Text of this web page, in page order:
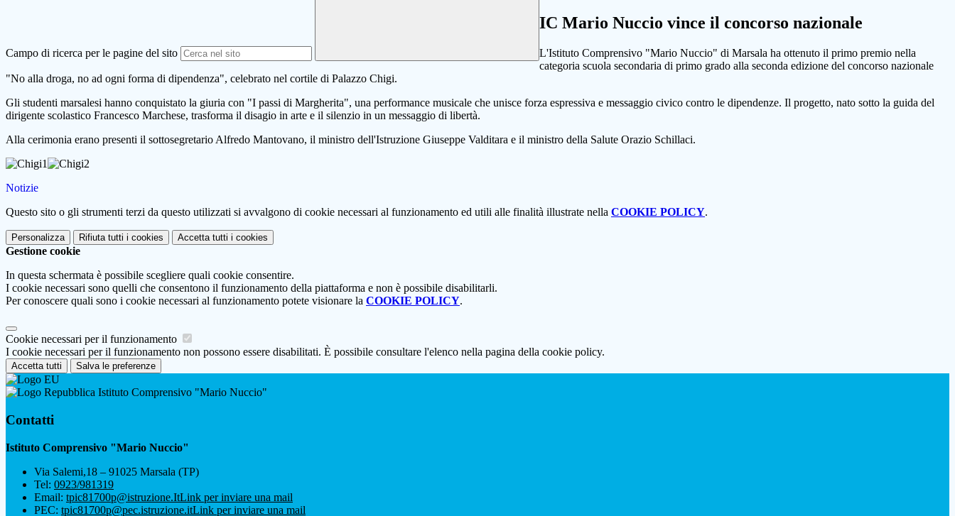
Campo di ricerca per le pagine del sito
IC Mario Nuccio vince il concorso nazionale
L'Istituto Comprensivo "Mario Nuccio" di Marsala ha ottenuto il primo premio nella
categoria scuola secondaria di primo grado alla seconda edizione del concorso nazionale
"No alla droga, no ad ogni forma di dipendenza", celebrato nel cortile di Palazzo Chigi.
Gli studenti marsalesi hanno conquistato la giuria con "I passi di Margherita", una performance musicale che unisce forza espressiva e messaggio civico contro le dipendenze. Il progetto, nato sotto la guida del
dirigente scolastico Francesco Marchese, trasforma il disagio in arte e il silenzio in un messaggio di libertà.
Alla cerimonia erano presenti il sottosegretario Alfredo Mantovano, il ministro dell'Istruzione Giuseppe Valditara e il ministro della Salute Orazio Schillaci.
Notizie
Questo sito o gli strumenti terzi da questo utilizzati si avvalgono di cookie necessari al funzionamento ed utili alle finalità illustrate nella COOKIE POLICY.
Personalizza Rifiuta tutti i cookies Accetta tutti i cookies
Gestione cookie
In questa schermata è possibile scegliere quali cookie consentire.
I cookie necessari sono quelli che consentono il funzionamento della piattaforma e non è possibile disabilitarli.
Per conoscere quali sono i cookie necessari al funzionamento potete visionare la COOKIE POLICY.
Cookie necessari per il funzionamento
I cookie necessari per il funzionamento non possono essere disabilitati. È possibile consultare l'elenco nella pagina della cookie policy.
Accetta tutti Salva le preferenze
Istituto Comprensivo "Mario Nuccio"
Contatti
Istituto Comprensivo "Mario Nuccio"
Via Salemi,18 – 91025 Marsala (TP)
Tel: 0923/981319
Email: tpic81700p@istruzione.ItLink per inviare una mail
PEC: tpic81700p@pec.istruzione.itLink per inviare una mail